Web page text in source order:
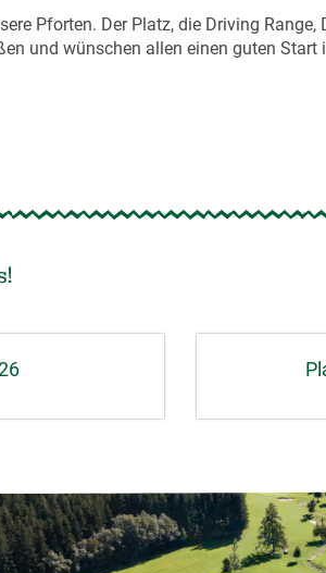
Pforten. Der Platz, die Driving Range,
und wünschen allen einen guten Start